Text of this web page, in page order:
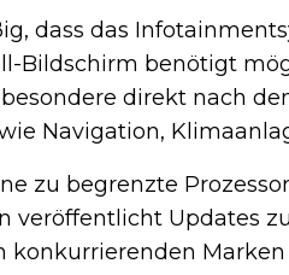
dass das
Bildschirm benötigt
direkt nach
Navigation,
zu begrenzte
veröffentlicht Updates